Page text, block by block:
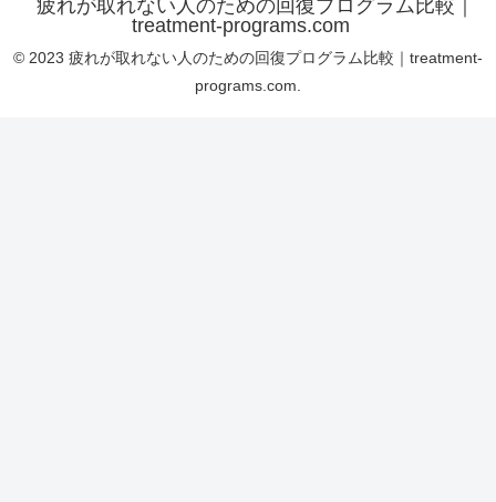
疲れが取れない人のための回復プログラム比較｜
treatment-programs.com
© 2023 疲れが取れない人のための回復プログラム比較｜treatment-
programs.com.